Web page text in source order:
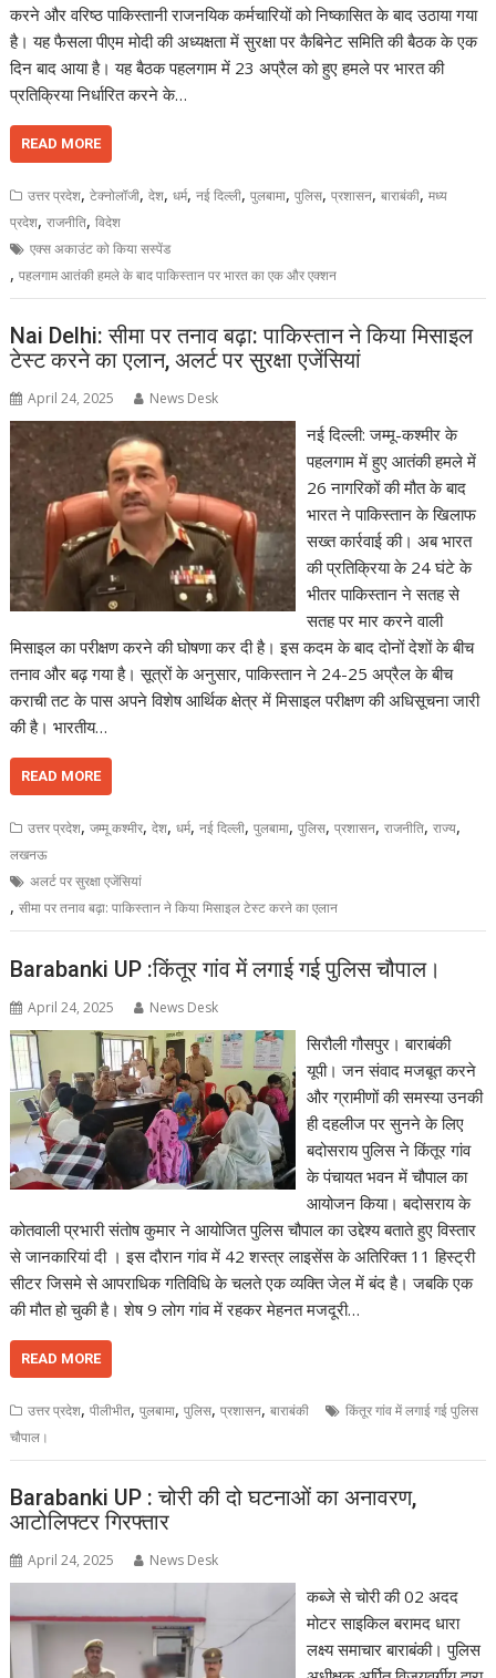
करने और वरिष्ठ पाकिस्तानी राजनयिक कर्मचारियों को निष्कासित के बाद उठाया गया
है। यह फैसला पीएम मोदी की अध्यक्षता में सुरक्षा पर कैबिनेट समिति की बैठक के एक
दिन बाद आया है। यह बैठक पहलगाम में 23 अप्रैल को हुए हमले पर भारत की
प्रतिक्रिया निर्धारित करने के…
READ MORE
उत्तर प्रदेश,टेक्नोलॉजी,देश,धर्म,नई दिल्ली,पुलबामा,पुलिस,प्रशासन,बाराबंकी,मध्य
प्रदेश,राजनीति,विदेश
एक्स अकाउंट को किया सस्पेंड
,पहलगाम आतंकी हमले के बाद पाकिस्तान पर भारत का एक और एक्शन
Nai Delhi: सीमा पर तनाव बढ़ा: पाकिस्तान ने किया मिसाइल
टेस्ट करने का एलान, अलर्ट पर सुरक्षा एजेंसियां
April 24, 2025 News Desk
नई दिल्ली: जम्मू-कश्मीर के
पहलगाम में हुए आतंकी हमले में
26 नागरिकों की मौत के बाद
भारत ने पाकिस्तान के खिलाफ
सख्त कार्रवाई की। अब भारत
की प्रतिक्रिया के 24 घंटे के
भीतर पाकिस्तान ने सतह से
सतह पर मार करने वाली
मिसाइल का परीक्षण करने की घोषणा कर दी है। इस कदम के बाद दोनों देशों के बीच
तनाव और बढ़ गया है। सूत्रों के अनुसार, पाकिस्तान ने 24-25 अप्रैल के बीच
कराची तट के पास अपने विशेष आर्थिक क्षेत्र में मिसाइल परीक्षण की अधिसूचना जारी
की है। भारतीय…
READ MORE
उत्तर प्रदेश,जम्मू कश्मीर,देश,धर्म,नई दिल्ली,पुलबामा,पुलिस,प्रशासन,राजनीति,राज्य,
लखनऊ
अलर्ट पर सुरक्षा एजेंसियां
,सीमा पर तनाव बढ़ा: पाकिस्तान ने किया मिसाइल टेस्ट करने का एलान
Barabanki UP :किंतूर गांव में लगाई गई पुलिस चौपाल।
April 24, 2025 News Desk
सिरौली गौसपुर। बाराबंकी
यूपी। जन संवाद मजबूत करने
और ग्रामीणों की समस्या उनकी
ही दहलीज पर सुनने के लिए
बदोसराय पुलिस ने किंतूर गांव
के पंचायत भवन में चौपाल का
आयोजन किया। बदोसराय के
कोतवाली प्रभारी संतोष कुमार ने आयोजित पुलिस चौपाल का उद्देश्य बताते हुए विस्तार
से जानकारियां दी ‌। इस दौरान गांव में 42 शस्त्र लाइसेंस के अतिरिक्त 11 हिस्ट्री
सीटर जिसमे से आपराधिक गतिविधि के चलते एक व्यक्ति जेल में बंद है। जबकि एक
की मौत हो चुकी है। शेष 9 लोग गांव में रहकर मेहनत मजदूरी…
READ MORE
उत्तर प्रदेश,पीलीभीत,पुलबामा,पुलिस,प्रशासन,बाराबंकी
किंतूर गांव में लगाई गई पुलिस
चौपाल।
Barabanki UP : चोरी की दो घटनाओं का अनावरण,
आटोलिफ्टर गिरफ्तार
April 24, 2025 News Desk
कब्जे से चोरी की 02 अदद
मोटर साइकिल बरामद धारा
लक्ष्य समाचार बाराबंकी। पुलिस